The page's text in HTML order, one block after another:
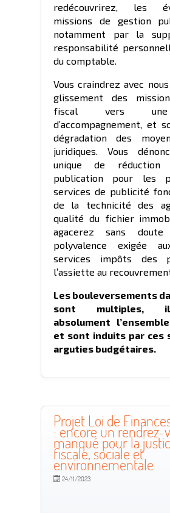
redécouvrirez, les
missions de gestion
notamment par la
responsabilité
du comptable.
Vous craindrez avec
glissement des
fiscal vers une
d’accompagnement, et
dégradation des
juridiques. Vous
unique de
publication pour les
services de publicité
de la technicité des
qualité du fichier
agacerez sans doute
polyvalence exigée
services impôts des
l’assiette au
Les bouleversements
sont multiples,
absolument
et sont induits par ces
arguties budgétaires.
Projet Loi de
: encore un rendrez-
manqué pour la
fiscale, sociale et
environnementale
24/11/2023